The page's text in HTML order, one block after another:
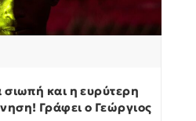
σιωπή και η ευρύτερη
Γράφει ο Γεώργιος